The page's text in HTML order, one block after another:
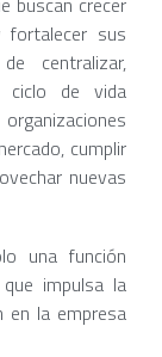
fortalecer sus
centralizar,
ciclo de vida
cumplir
nuevas
una función
impulsa la
en la empresa